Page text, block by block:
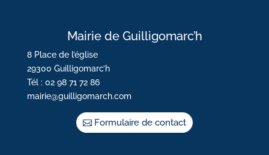
Mairie de Guilligomarc’h
8 Place de l’église
29300 Guilligomarc’h
Tél : 02 98 71 72 86
mairie@guilligomarch.com
Formulaire de contact